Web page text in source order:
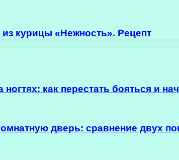
курицы «Нежность». Рецепт
ногтях: как перестать бояться и
дверь: сравнение двух